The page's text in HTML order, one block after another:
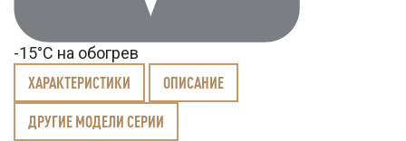
-15°С на обогрев
ХАРАКТЕРИСТИКИ ОПИСАНИЕ
ДРУГИЕ МОДЕЛИ СЕРИИ